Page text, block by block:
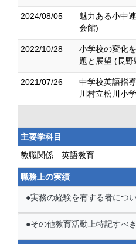
2024/08/05
魅力ある小中
会館)
2022/10/28
小学校の変化
題と展望 (長野
2021/07/26
中学校英語指
川村立松川小
主要学科目
教職関係 英語教育
職務上の実績
●実務の経験を有する者につ
●その他教育活動上特記すべ